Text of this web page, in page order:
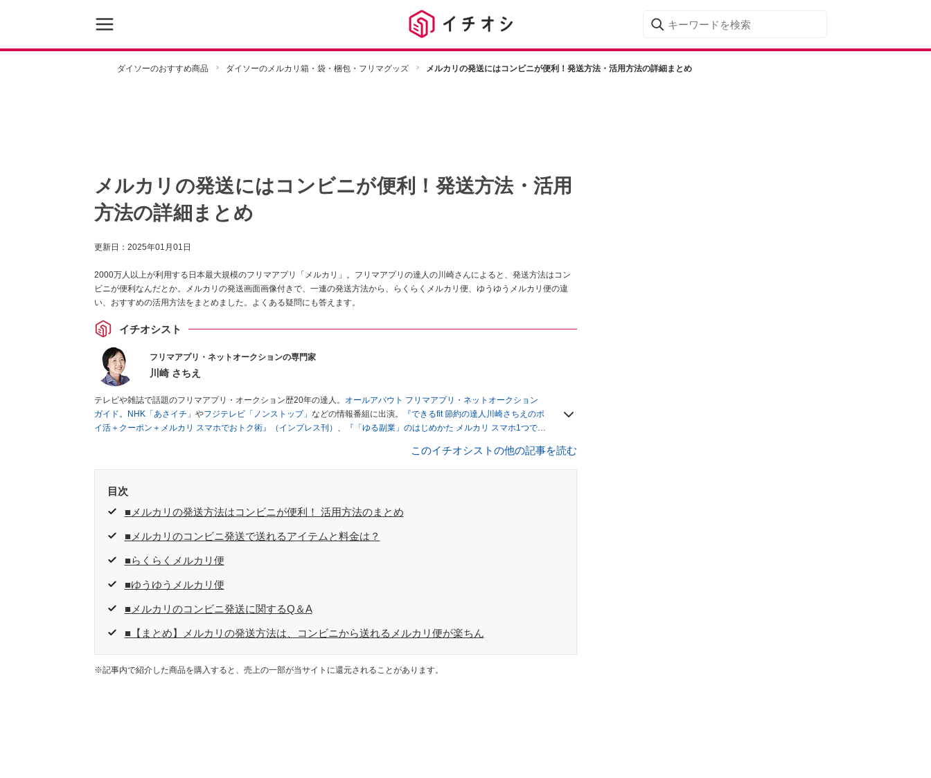
ダイソーのおすすめ商品 ダイソーのメルカリ箱・袋・梱包・フリマグッズ メルカリの発送にはコンビニが便利！発送方法・活用方法の詳細まとめ
メルカリの発送にはコンビニが便利！発送方法・活用
方法の詳細まとめ
更新日： 2025年01月01日
2000万人以上が利用する日本最大規模のフリマアプリ「メルカリ」。フリマアプリの達人の川崎さんによると、発送方法はコン
ビニが便利なんだとか。メルカリの発送画面画像付きで、一連の発送方法から、らくらくメルカリ便、ゆうゆうメルカリ便の違
い、おすすめの活用方法をまとめました。よくある疑問にも答えます。
イチオシスト
フリマアプリ・ネットオークションの専門家
川崎 さちえ
テレビや雑誌で話題のフリマアプリ・オークション歴20年の達人。
オールアバウト フリマアプリ・ネットオークション
ガイド。 NHK「あさイチ」 やフジテレビ「ノンストップ」 などの情報番組に出演。
『できるfit 節約の達人川崎さちえのポ
イ活＋クーポン＋メルカリ スマホでおトク術』（インプレス刊） 、
『「ゆる副業」のはじめかた メルカリ スマホ1つでス
■経歴：2003年、夫が子育てをするために、突然会社を辞める。翌月からの給料が０円になり、家にいながら、しかも空
いた時間でできるオークションに目をつける。しかし、取引の仕方がわからずに、まずは落札者として参加。その後、出
を生活の一部に取り入れるべく、「ネットオークションやフリマアプリは生活のインフラになる」という考えを持つ。ま
た消費税増税の社会においては、ネットオークションやフリマアプリが家計の救世主になりえると考え、業者とは違う視
このイチオシストの他の記事を読む
目次
■メルカリの発送方法はコンビニが便利！ 活用方法のまとめ
■メルカリのコンビニ発送で送れるアイテムと料金は？
■らくらくメルカリ便
■ゆうゆうメルカリ便
■メルカリのコンビニ発送に関するQ＆A
■【まとめ】メルカリの発送方法は、コンビニから送れるメルカリ便が楽ちん
※記事内で紹介した商品を購入すると、売上の一部が当サイトに還元されることがあります。